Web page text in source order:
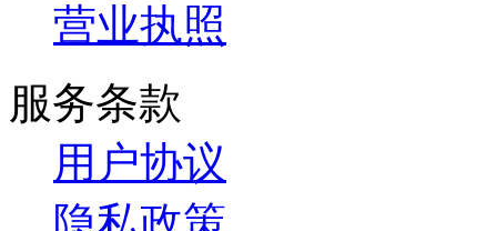
营业执照
服务条款
用户协议